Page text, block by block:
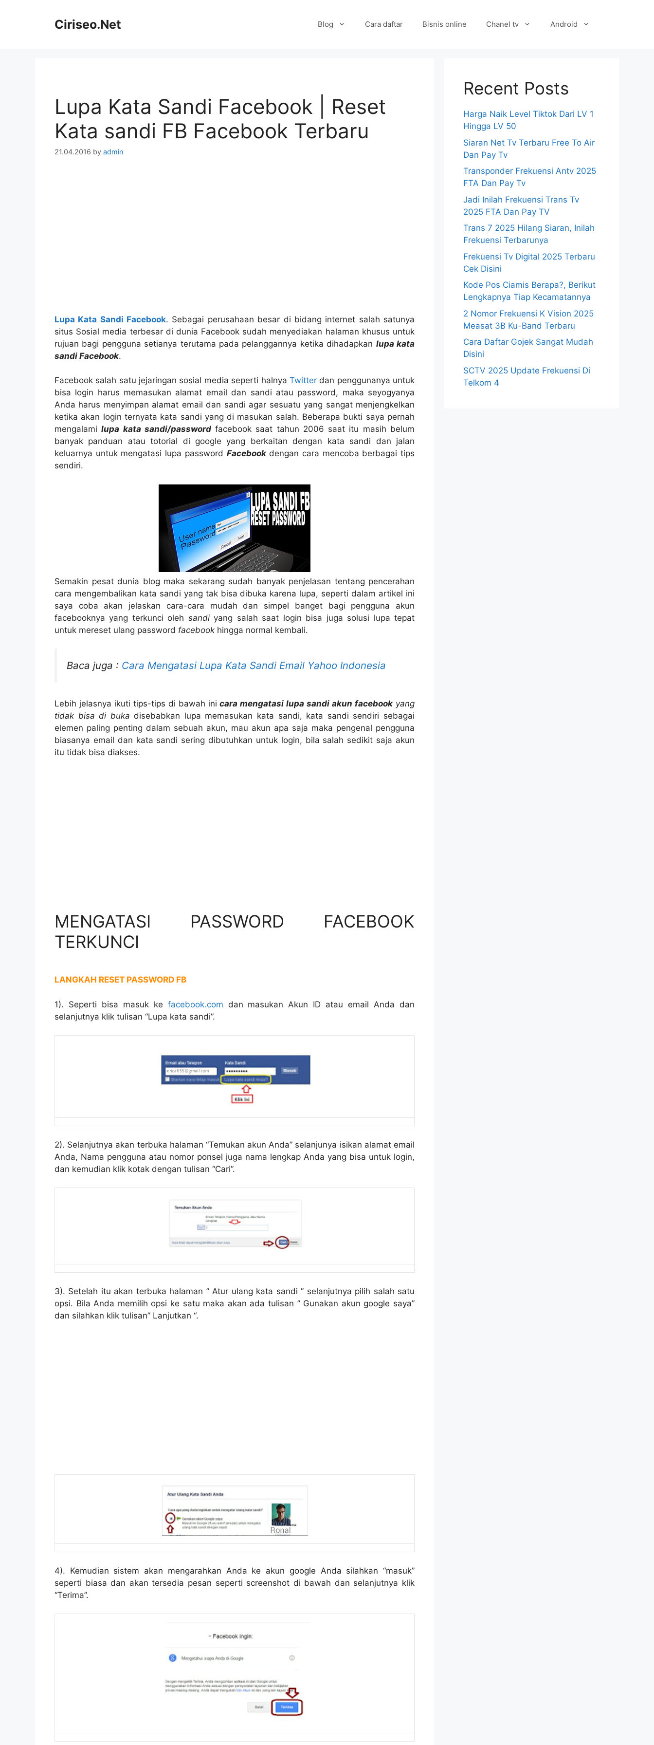
Ciriseo.Net Blog Cara daftar Bisnis online Chanel tv Android
Lupa Kata Sandi Facebook | Reset
Kata sandi FB Facebook Terbaru
21.04.2016 by admin
Lupa Kata Sandi Facebook. Sebagai perusahaan besar di bidang internet salah satunya
situs Sosial media terbesar di dunia Facebook sudah menyediakan halaman khusus untuk
rujuan bagi pengguna setianya terutama pada pelanggannya ketika dihadapkan lupa kata
sandi Facebook.
Facebook salah satu jejaringan sosial media seperti halnya Twitterdan penggunanya untuk
bisa login harus memasukan alamat email dan sandi atau password, maka seyogyanya
Anda harus menyimpan alamat email dan sandi agar sesuatu yang sangat menjengkelkan
ketika akan login ternyata kata sandi yang di masukan salah. Beberapa bukti saya pernah
mengalamilupa kata sandi/passwordfacebook saat tahun 2006 saat itu masih belum
banyak panduan atau totorial di google yang berkaitan dengan kata sandi dan jalan
keluarnya untuk mengatasi lupa password Facebookdengan cara mencoba berbagai tips
sendiri.
Semakin pesat dunia blog maka sekarang sudah banyak penjelasan tentang pencerahan
cara mengembalikan kata sandi yang tak bisa dibuka karena lupa, seperti dalam artikel ini
saya coba akan jelaskan cara-cara mudah dan simpel banget bagi pengguna akun
facebooknya yang terkunci oleh sandiyang salah saat login bisa juga solusi lupa tepat
untuk mereset ulang password facebook hingga normal kembali.
Baca juga : Cara Mengatasi Lupa Kata Sandi Email Yahoo Indonesia
Lebih jelasnya ikuti tips-tips di bawah inicara mengatasi lupa sandi akun facebook yang
tidak bisa di buka disebabkan lupa memasukan kata sandi, kata sandi sendiri sebagai
elemen paling penting dalam sebuah akun, mau akun apa saja maka pengenal pengguna
biasanya email dan kata sandi sering dibutuhkan untuk login, bila salah sedikit saja akun
itu tidak bisa diakses.
MENGATASI PASSWORD FACEBOOK
TERKUNCI
LANGKAH RESET PASSWORD FB
1). Seperti bisa masuk ke facebook.com dan masukan Akun ID atau email Anda dan
selanjutnya klik tulisan “Lupa kata sandi”.
2). Selanjutnya akan terbuka halaman “Temukan akun Anda” selanjunya isikan alamat email
Anda, Nama pengguna atau nomor ponsel juga nama lengkap Anda yang bisa untuk login,
dan kemudian klik kotak dengan tulisan “Cari”.
3). Setelah itu akan terbuka halaman ” Atur ulang kata sandi ” selanjutnya pilih salah satu
opsi. Bila Anda memilih opsi ke satu maka akan ada tulisan ” Gunakan akun google saya”
dan silahkan klik tulisan” Lanjutkan “.
4). Kemudian sistem akan mengarahkan Anda ke akun google Anda silahkan “masuk”
seperti biasa dan akan tersedia pesan seperti screenshot di bawah dan selanjutnya klik
“Terima”.
Recent Posts
Harga Naik Level Tiktok Dari LV 1
Hingga LV 50
Siaran Net Tv Terbaru Free To Air
Dan Pay Tv
Transponder Frekuensi Antv 2025
FTA Dan Pay Tv
Jadi Inilah Frekuensi Trans Tv
2025 FTA Dan Pay TV
Trans 7 2025 Hilang Siaran, Inilah
Frekuensi Terbarunya
Frekuensi Tv Digital 2025 Terbaru
Cek Disini
Kode Pos Ciamis Berapa?, Berikut
Lengkapnya Tiap Kecamatannya
2 Nomor Frekuensi K Vision 2025
Measat 3B Ku-Band Terbaru
Cara Daftar Gojek Sangat Mudah
Disini
SCTV 2025 Update Frekuensi Di
Telkom 4